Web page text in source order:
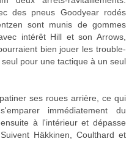
des pneus Goodyear rodés
sont munis de gommes
intérêt Hill et son Arrows,
bien jouer les trouble-
pour une tactique à un seul
ses roues arrière, ce qui
immédiatement du
à l'intérieur et dépasse
Häkkinen, Coulthard et